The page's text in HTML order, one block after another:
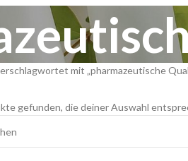
mit „pharmazeutische
gefunden, die deiner Auswahl